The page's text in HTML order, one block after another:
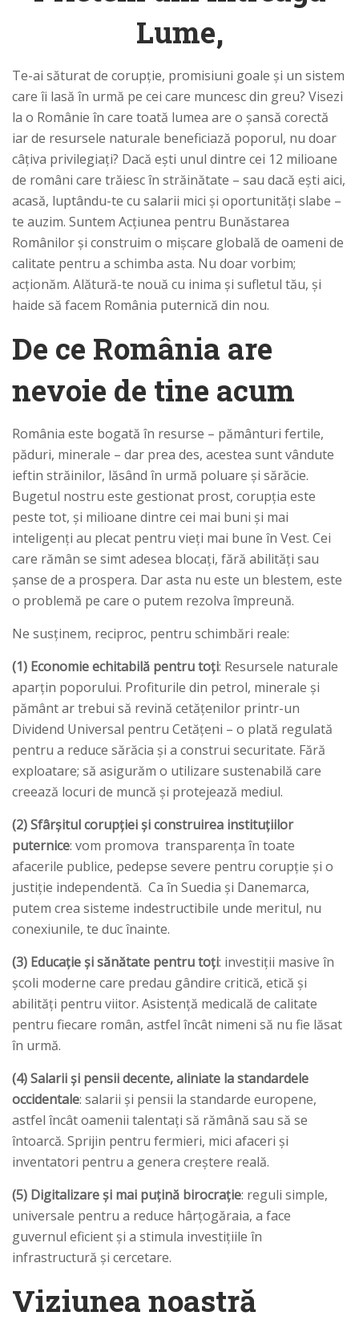
Lume,
Te-ai săturat de corupție, promisiuni goale și un sistem
care îi lasă în urmă pe cei care muncesc din greu? Visezi
la o Românie în care toată lumea are o șansă corectă
iar de resursele naturale beneficiază poporul, nu doar
câțiva privilegiați? Dacă ești unul dintre cei 12 milioane
de români care trăiesc în străinătate – sau dacă ești aici,
acasă, luptându-te cu salarii mici și oportunități slabe –
te auzim. Suntem Acțiunea pentru Bunăstarea
Românilor și construim o mișcare globală de oameni de
calitate pentru a schimba asta. Nu doar vorbim;
acționăm. Alătură-te nouă cu inima și sufletul tău, și
haide să facem România puternică din nou.
De ce România are
nevoie de tine acum
România este bogată în resurse – pământuri fertile,
păduri, minerale – dar prea des, acestea sunt vândute
ieftin străinilor, lăsând în urmă poluare și sărăcie.
Bugetul nostru este gestionat prost, corupția este
peste tot, și milioane dintre cei mai buni și mai
inteligenți au plecat pentru vieți mai bune în Vest. Cei
care rămân se simt adesea blocați, fără abilități sau
șanse de a prospera. Dar asta nu este un blestem, este
o problemă pe care o putem rezolva împreună.
Ne susținem, reciproc, pentru schimbări reale:
(1) Economie echitabilă pentru toți: Resursele naturale
aparțin poporului. Profiturile din petrol, minerale și
pământ ar trebui să revină cetățenilor printr-un
Dividend Universal pentru Cetățeni – o plată regulată
pentru a reduce sărăcia și a construi securitate. Fără
exploatare; să asigurăm o utilizare sustenabilă care
creează locuri de muncă și protejează mediul.
(2) Sfârșitul corupției și construirea instituțiilor
puternice: vom promova transparența în toate
afacerile publice, pedepse severe pentru corupție și o
justiție independentă. Ca în Suedia și Danemarca,
putem crea sisteme indestructibile unde meritul, nu
conexiunile, te duc înainte.
(3) Educație și sănătate pentru toți: investiții masive în
școli moderne care predau gândire critică, etică și
abilități pentru viitor. Asistență medicală de calitate
pentru fiecare român, astfel încât nimeni să nu fie lăsat
în urmă.
(4) Salarii și pensii decente, aliniate la standardele
occidentale: salarii și pensii la standarde europene,
astfel încât oamenii talentați să rămână sau să se
întoarcă. Sprijin pentru fermieri, mici afaceri și
inventatori pentru a genera creștere reală.
(5) Digitalizare și mai puțină birocrație: reguli simple,
universale pentru a reduce hârțogăraia, a face
guvernul eficient și a stimula investițiile în
infrastructură și cercetare.
Viziunea noastră